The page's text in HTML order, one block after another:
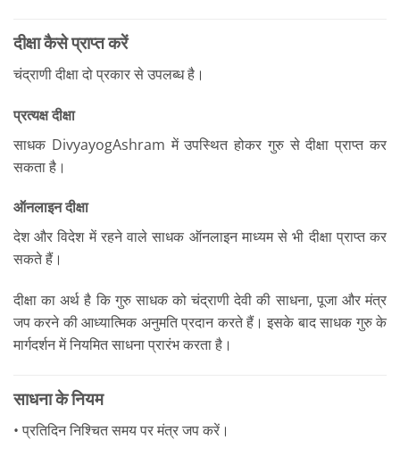
दीक्षा कैसे प्राप्त करें
चंद्राणी दीक्षा दो प्रकार से उपलब्ध है।
प्रत्यक्ष दीक्षा
साधक DivyayogAshram में उपस्थित होकर गुरु से दीक्षा प्राप्त कर
सकता है।
ऑनलाइन दीक्षा
देश और विदेश में रहने वाले साधक ऑनलाइन माध्यम से भी दीक्षा प्राप्त कर
सकते हैं।
दीक्षा का अर्थ है कि गुरु साधक को चंद्राणी देवी की साधना, पूजा और मंत्र
जप करने की आध्यात्मिक अनुमति प्रदान करते हैं। इसके बाद साधक गुरु के
मार्गदर्शन में नियमित साधना प्रारंभ करता है।
साधना के नियम
• प्रतिदिन निश्चित समय पर मंत्र जप करें।